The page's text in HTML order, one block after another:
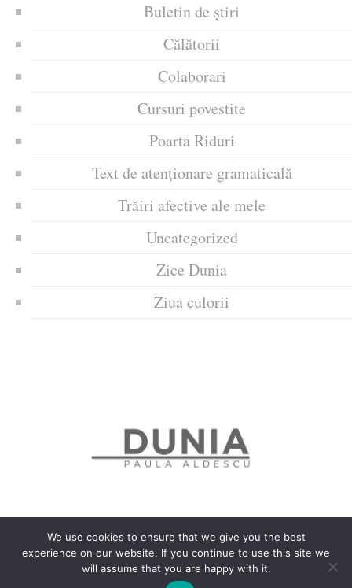
Buletin de știri
Călătorii
Colaborari
Cursuri povestite
Poarta Riduri
Text de atenționare gramaticală
Trăiri afective ale mele
Uncategorized
Zice Dunia
Ziua culorii
Politica de confidențialitate
Politică privind fișierele cookies
Copyrights © 2018 Dunia
We use cookies to ensure that we give you the best
experience on our website. If you continue to use this site we
will assume that you are happy with it.